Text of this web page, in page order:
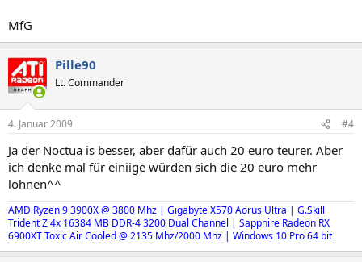
MfG
Pille90
Lt. Commander
4. Januar 2009 #4
Ja der Noctua is besser, aber dafür auch 20 euro teurer. Aber
ich denke mal für einiige würden sich die 20 euro mehr
lohnen^^
AMD Ryzen 9 3900X @ 3800 Mhz | Gigabyte X570 Aorus Ultra | G.Skill
Trident Z 4x 16384 MB DDR-4 3200 Dual Channel | Sapphire Radeon RX
6900XT Toxic Air Cooled @ 2135 Mhz/2000 Mhz | Windows 10 Pro 64 bit